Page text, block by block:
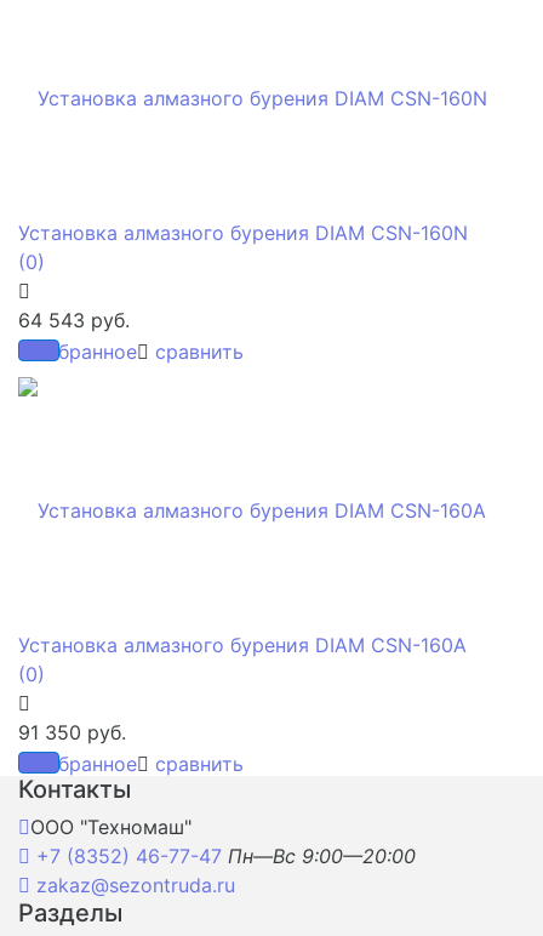
избранное сравнить
Установка алмазного бурения DIAM CSN-160N
(0)
64 543 руб.
избранное сравнить
Установка алмазного бурения DIAM CSN-160A
(0)
91 350 руб.
Контакты
ООО "Техномаш"
+7 (8352) 46-77-47 Пн—Вс 9:00—20:00
zakaz@sezontruda.ru
Разделы